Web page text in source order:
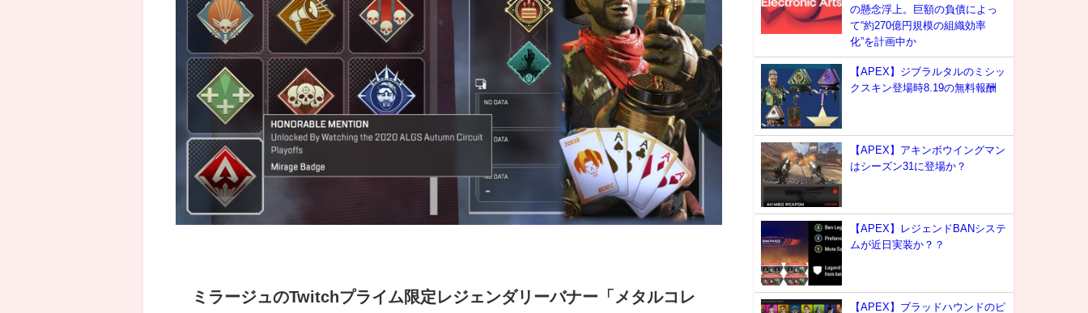
ミラージュのTwitchプライム限定レジェンダリーバナー「メタルコレ
の懸念浮上。巨額の負債によっ
て“約270億円規模の組織効率
化”を計画中か
【APEX】ジブラルタルのミシッ
クスキン登場時8.19の無料報酬
【APEX】アキンボウイングマン
はシーズン31に登場か？
【APEX】レジェンドBANシステ
ムが近日実装か？？
【APEX】ブラッドハウンドのピ